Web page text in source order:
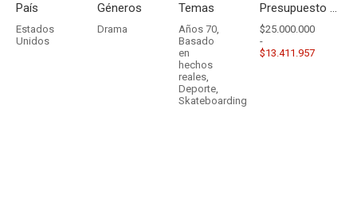
País
Estados
Unidos
Géneros
Drama
Temas
Años 70,
Basado
en
hechos
reales,
Deporte,
Skateboarding
Presupuesto - Ingresos
$25.000.000
-
$13.411.957